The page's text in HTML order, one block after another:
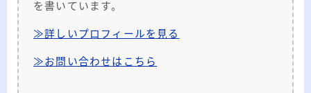
を書いています。
≫詳しいプロフィールを見る
≫お問い合わせはこちら